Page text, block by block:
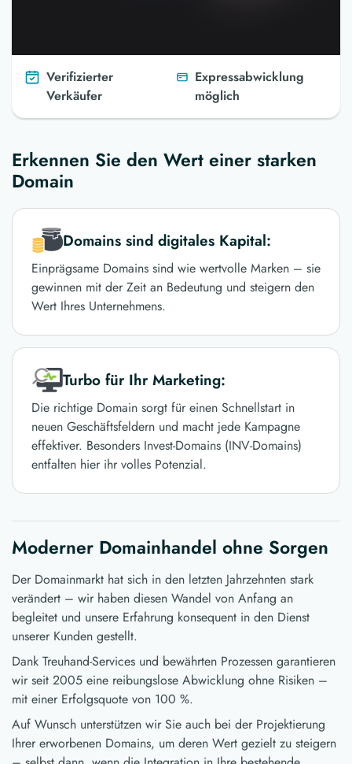
Verifizierter
Verkäufer
Expressabwicklung
möglich
Erkennen Sie den Wert einer starken
Domain
Domains sind digitales Kapital:
Einprägsame Domains sind wie wertvolle Marken – sie
gewinnen mit der Zeit an Bedeutung und steigern den
Wert Ihres Unternehmens.
Turbo für Ihr Marketing:
Die richtige Domain sorgt für einen Schnellstart in
neuen Geschäftsfeldern und macht jede Kampagne
effektiver. Besonders Invest-Domains (INV-Domains)
entfalten hier ihr volles Potenzial.
Moderner Domainhandel ohne Sorgen
Der Domainmarkt hat sich in den letzten Jahrzehnten stark
verändert – wir haben diesen Wandel von Anfang an
begleitet und unsere Erfahrung konsequent in den Dienst
unserer Kunden gestellt.
Dank Treuhand-Services und bewährten Prozessen garantieren
wir seit 2005 eine reibungslose Abwicklung ohne Risiken –
mit einer Erfolgsquote von 100 %.
Auf Wunsch unterstützen wir Sie auch bei der Projektierung
Ihrer erworbenen Domains, um deren Wert gezielt zu steigern